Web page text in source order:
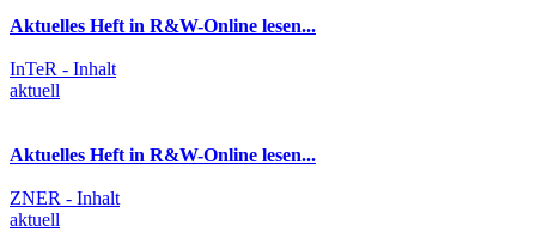
Aktuelles Heft in R&W-Online lesen...
InTeR - Inhalt
aktuell
Aktuelles Heft in R&W-Online lesen...
ZNER - Inhalt
aktuell